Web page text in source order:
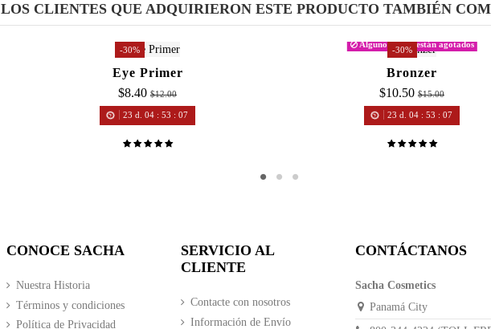
LOS CLIENTES QUE ADQUIRIERON ESTE PRODUCTO TAMBIÉN
-30%
Eye Primer
$8.40 $12.00
23 d. 04 :53 :07
-30%
Algunos tonos están agotados
Bronzer
$10.50 $15.00
23 d. 04 :53 :07
CONOCE SACHA
Nuestra Historia
Términos y condiciones
Política de Privacidad
SERVICIO AL
CLIENTE
Contacte con nosotros
Información de Envío
CONTÁCTANOS
Sacha Cosmetics
Panamá City